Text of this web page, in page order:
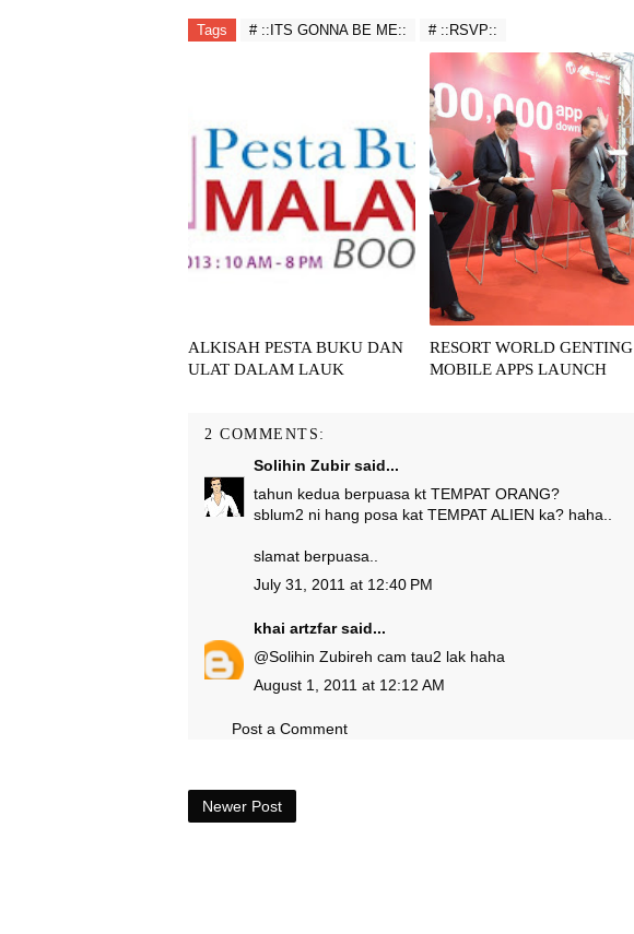
Tags # ::ITS GONNA BE ME:: # ::RSVP::
ALKISAH PESTA BUKU DAN
ULAT DALAM LAUK
RESORT WORLD GENTING
MOBILE APPS LAUNCH
2 COMMENTS:
Solihin Zubirsaid...
tahun kedua berpuasa kt TEMPAT ORANG?
sblum2 ni hang posa kat TEMPAT ALIEN ka? haha..
slamat berpuasa..
July 31, 2011 at 12:40 PM
khai artzfarsaid...
@Solihin Zubireh cam tau2 lak haha
August 1, 2011 at 12:12 AM
Post a Comment
Newer Post